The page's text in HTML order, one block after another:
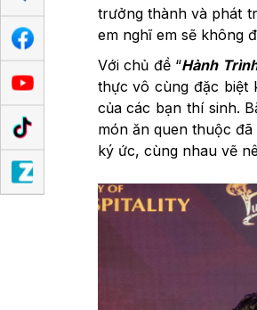
trưởng thành và phát
em nghĩ em sẽ không
Với chủ đề “Hành
thực vô cùng đặc biệt
của các bạn thí sinh.
món ăn quen thuộc
ký ức, cùng nhau vẽ